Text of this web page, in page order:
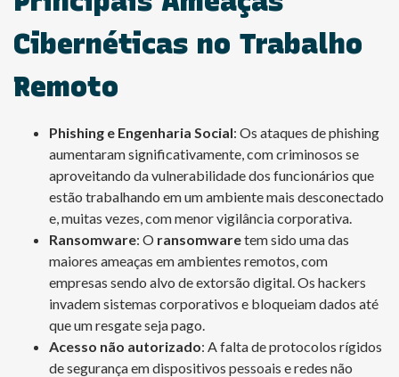
Cibernéticas no Trabalho
Remoto
Phishing e Engenharia Social: Os ataques de phishing
aumentaram significativamente, com criminosos se
aproveitando da vulnerabilidade dos funcionários que
estão trabalhando em um ambiente mais desconectado
e, muitas vezes, com menor vigilância corporativa.
Ransomware: O ransomwaretem sido uma das
maiores ameaças em ambientes remotos, com
empresas sendo alvo de extorsão digital. Os hackers
invadem sistemas corporativos e bloqueiam dados até
que um resgate seja pago.
Acesso não autorizado: A falta de protocolos rígidos
de segurança em dispositivos pessoais e redes não